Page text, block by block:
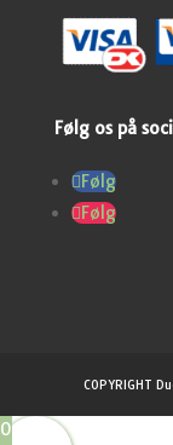
Følg os på
Følg
Følg
COPYRIGHT
0